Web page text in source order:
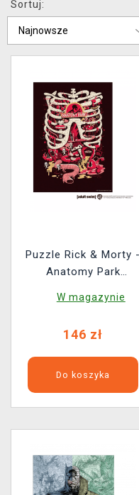
XZONE KLUB
Sortuj:
Puzzle Rick & Morty -
Anatomy Park
W magazynie
146 zł
Do koszyka